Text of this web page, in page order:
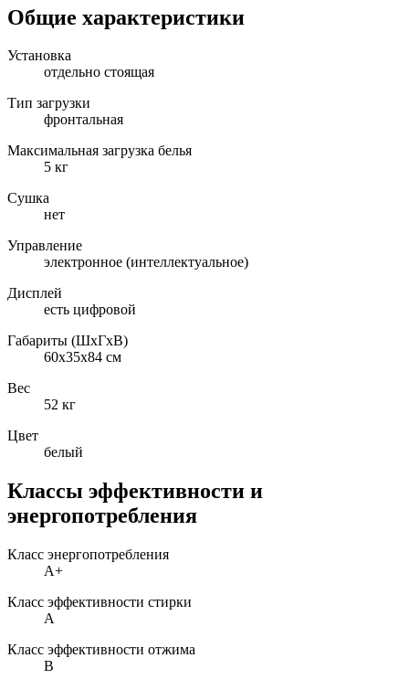
Общие характеристики
Установка
отдельно стоящая
Тип загрузки
фронтальная
Максимальная загрузка белья
5 кг
Сушка
нет
Управление
электронное (интеллектуальное)
Дисплей
есть цифровой
Габариты (ШxГxВ)
60x35x84 см
Вес
52 кг
Цвет
белый
Классы эффективности и
энергопотребления
Класс энергопотребления
A+
Класс эффективности стирки
A
Класс эффективности отжима
B